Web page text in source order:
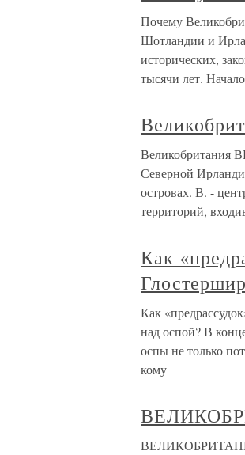
Почему
Шотландии и
исторических,
тысячи лет.
Великобритания
Северной
островах. В. -
территорий,
Как
Как
над оспой? В
оспы не только
кому